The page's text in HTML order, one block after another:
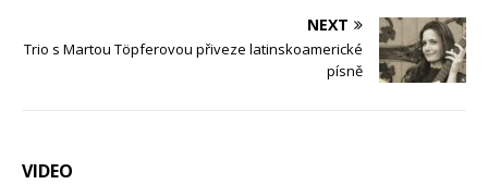
NEXT
Trio s Martou Töpferovou přiveze latinskoamerické
písně
VIDEO